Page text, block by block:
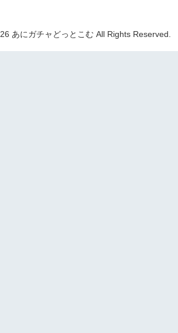
あにガチャどっとこむ All Rights Reserved.